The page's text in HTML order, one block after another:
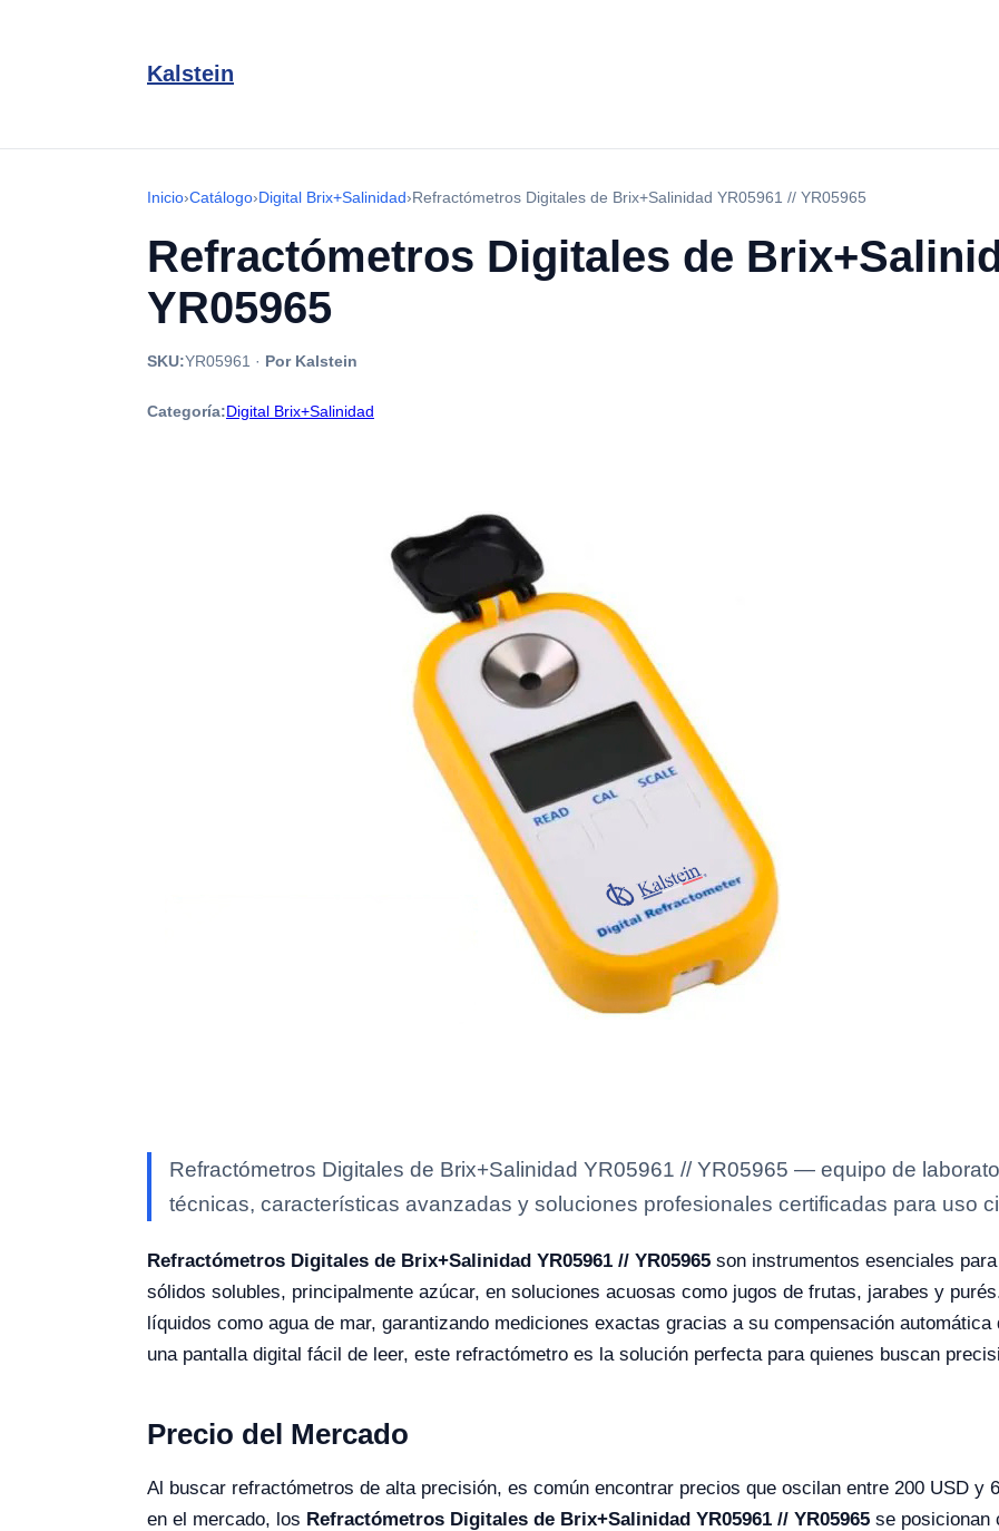
Kalstein
Inicio›Catálogo›Digital Brix+Salinidad›Refractómetros Digitales de Brix+Salinidad YR05961 // YR05965
Refractómetros Digitales de
YR05965
SKU:YR05961 · Por Kalstein
Categoría:Digital Brix+Salinidad
Refractómetros Digitales de Brix+Salinidad YR05961 // YR05965 — equipo de
técnicas, características avanzadas y soluciones profesionales certificadas para uso
Refractómetros Digitales de Brix+Salinidad YR05961 // YR05965 son instrumentos esenciales
sólidos solubles, principalmente azúcar, en soluciones acuosas como jugos de frutas, jarabes y
líquidos como agua de mar, garantizando mediciones exactas gracias a su compensación
una pantalla digital fácil de leer, este refractómetro es la solución perfecta para quienes buscan
Precio del Mercado
Al buscar refractómetros de alta precisión, es común encontrar precios que oscilan entre 200 USD y
en el mercado, los Refractómetros Digitales de Brix+Salinidad YR05961 // YR05965 se posicionan